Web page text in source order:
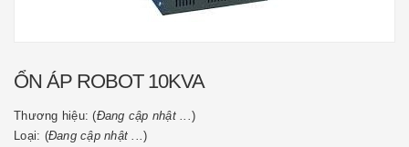
ỔN ÁP ROBOT 10KVA
Thương hiệu: (Đang cập nhật ...)
Loại: (Đang cập nhật ...)